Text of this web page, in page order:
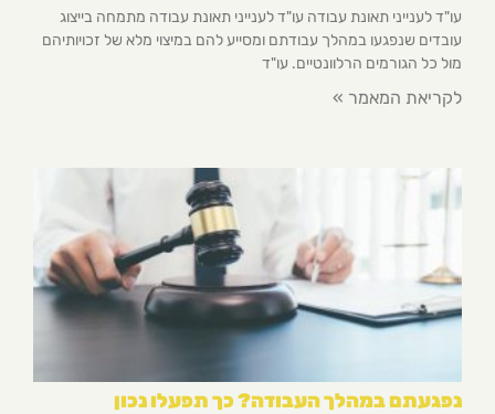
עו"ד לענייני תאונת עבודה עו"ד לענייני תאונת עבודה מתמחה בייצוג
עובדים שנפגעו במהלך עבודתם ומסייע להם במיצוי מלא של זכויותיהם
מול כל הגורמים הרלוונטיים. עו"ד
לקריאת המאמר »
נפגעתם במהלך העבודה? כך תפעלו נכון